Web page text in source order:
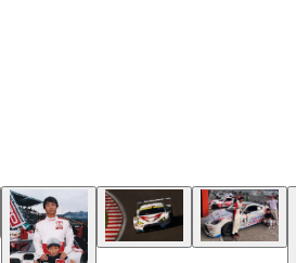
PlayStation 4用ソフト『グランツーリ
。一瞬、リアルレースと見間違うほ